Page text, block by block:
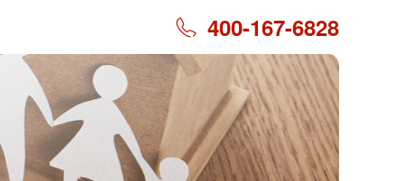
400-167-6828